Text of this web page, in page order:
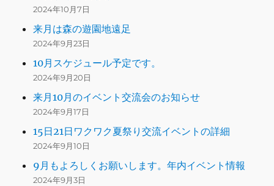
2024年10月7日
来月は森の遊園地遠足
2024年9月23日
10月スケジュール予定です。
2024年9月20日
来月10月のイベント交流会のお知らせ
2024年9月17日
15日21日ワクワク夏祭り交流イベントの詳細
2024年9月10日
9月もよろしくお願いします。年内イベント情報
2024年9月3日